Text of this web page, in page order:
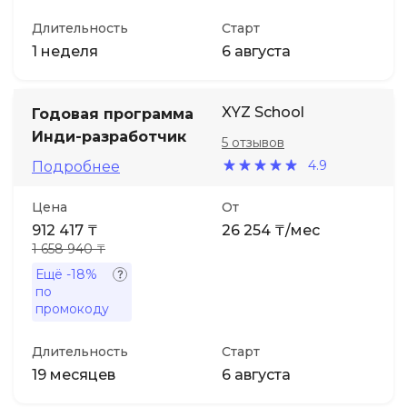
Длительность
1 неделя
Старт
6 августа
Годовая программа
Инди-разработчик
Подробнее
XYZ School
4.9
5 отзывов
Цена
912 417 ₸
1 658 940 ₸
Ещё -18%
по
промокоду
От
26 254 ₸/мес
Длительность
19 месяцев
Старт
6 августа